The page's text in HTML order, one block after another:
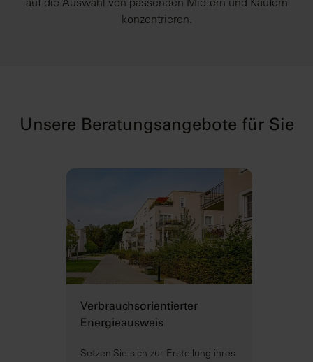
konzentrieren.
Unsere Beratungsangebote für Sie
Verbrauchsorientierter
Energieausweis
Setzen Sie sich zur Erstellung ihres